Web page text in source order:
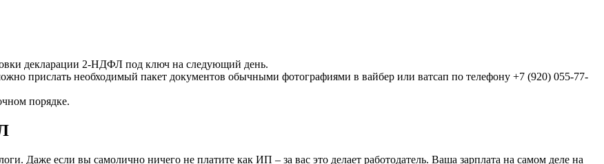
декларации 2-НДФЛ под ключ на следующий день.
прислать необходимый пакет документов обычными фотографиями в вайбер или ватсап по телефону +7 (920) 055-77-
порядке.
Даже если вы самолично ничего не платите как ИП – за вас это делает работодатель. Ваша зарплата на самом деле на